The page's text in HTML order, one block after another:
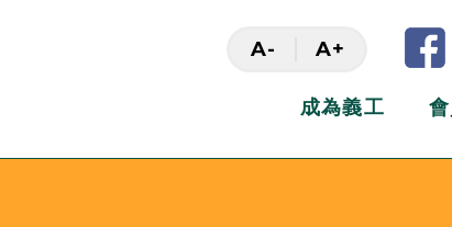
A- A+
成為義工